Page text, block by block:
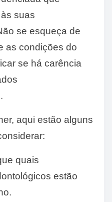
suas
se esqueça de
as condições do
se há carência
aqui estão alguns
quais
estão